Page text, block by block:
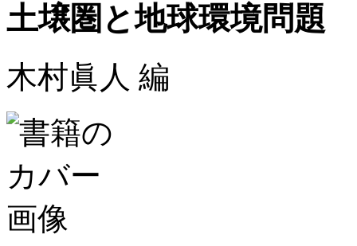
土壌圏と地球環境問題
木村眞人 編